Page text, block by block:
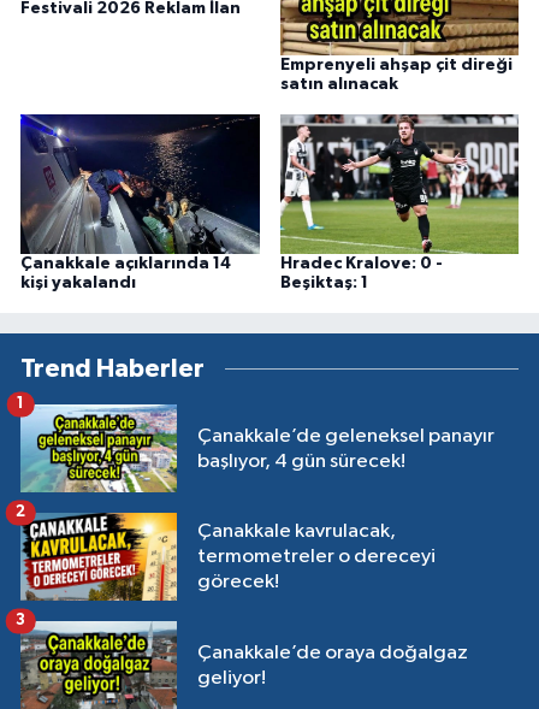
Festivali 2026 Reklam İlan
Emprenyeli ahşap çit direği
satın alınacak
Çanakkale açıklarında 14
kişi yakalandı
Hradec Kralove: 0 -
Beşiktaş: 1
Trend Haberler
Çanakkale’de geleneksel panayır
başlıyor, 4 gün sürecek!
Çanakkale kavrulacak,
termometreler o dereceyi
görecek!
2
Çanakkale’de oraya doğalgaz
geliyor!
3